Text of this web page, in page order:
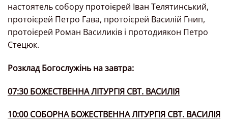
настоятель собору протоієрей Іван Телятинський,
протоієрей Петро Гава, протоієрей Василій Гнип,
протоієрей Роман Василиків і протодиякон Петро
Стецюк.
Розклад Богослужінь на завтра:
07:30 БОЖЕСТВЕННА ЛІТУРГІЯ СВТ. ВАСИЛІЯ
10:00 СОБОРНА БОЖЕСТВЕННА ЛІТУРГІЯ СВТ. ВАСИЛІЯ